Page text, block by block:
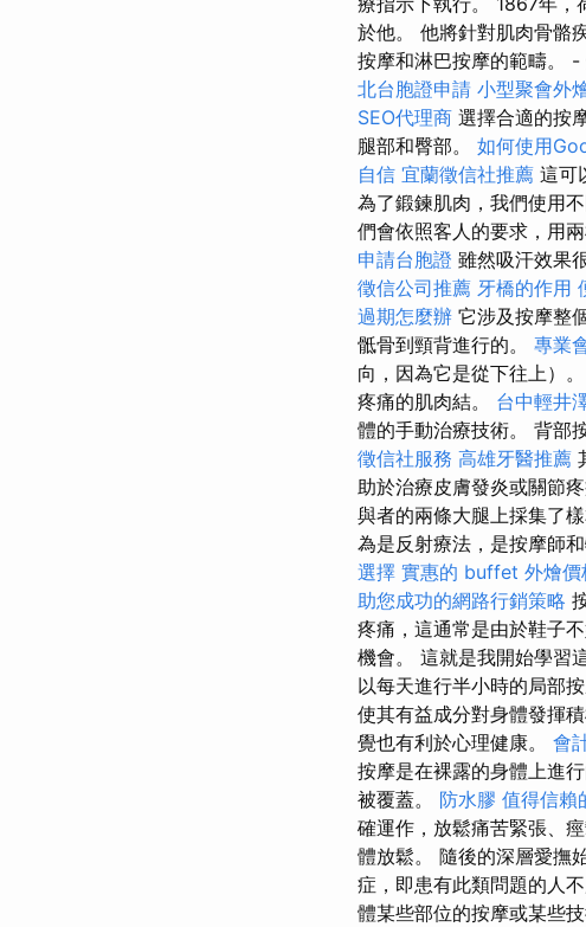
於他。 他將針對肌肉骨骼
按摩和淋巴按摩的範疇。 -
北台胞證申請 小型聚會外
SEO代理商 選擇合適的按
腿部和臀部。 如何使用
自信 宜蘭徵信社推薦 這可
為了鍛鍊肌肉，我們使用
們會依照客人的要求，用
申請台胞證 雖然吸汗效果
徵信公司推薦 牙橋的作用
過期怎麼辦 它涉及按摩整
骶骨到頸背進行的。 專業
向，因為它是從下往上）。
疼痛的肌肉結。 台中輕井
體的手動治療技術。 背部
徵信社服務 高雄牙醫推薦
助於治療皮膚發炎或關節
與者的兩條大腿上採集了
為是反射療法，是按摩師
選擇 實惠的 buffet 外燴價
助您成功的網路行銷策略
疼痛，這通常是由於鞋子
機會。 這就是我開始學習
以每天進行半小時的局部
使其有益成分對身體發揮
覺也有利於心理健康。 會
按摩是在裸露的身體上進
被覆蓋。 防水膠 值得信賴
確運作，放鬆痛苦緊張、
體放鬆。 隨後的深層愛撫
症，即患有此類問題的人
體某些部位的按摩或某些